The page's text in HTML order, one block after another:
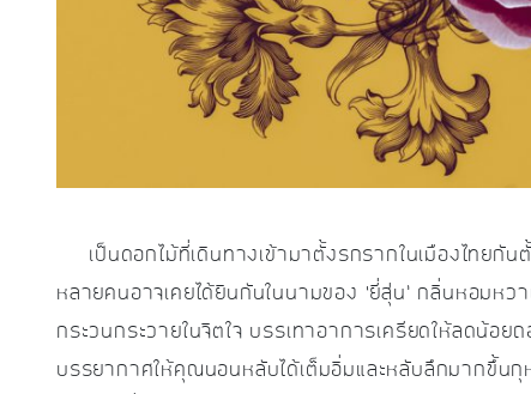
เป็นดอกไม้ที่เดินทางเข้ามาตั้งรกรากในเมืองไทยกั
หลายคนอาจเคยได้ยินกันในนามของ ‘ยี่สุ่น’ กลิ่นหอม
กระวนกระวายในจิตใจ บรรเทาอาการเครียดให้ลดน้อ
บรรยากาศให้คุณนอนหลับได้เต็มอิ่มและหลับลึกมากขึ้น